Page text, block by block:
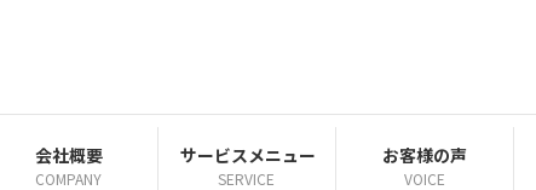
会社概要
COMPANY
サービスメニュー
SERVICE
お客様の声
VOICE